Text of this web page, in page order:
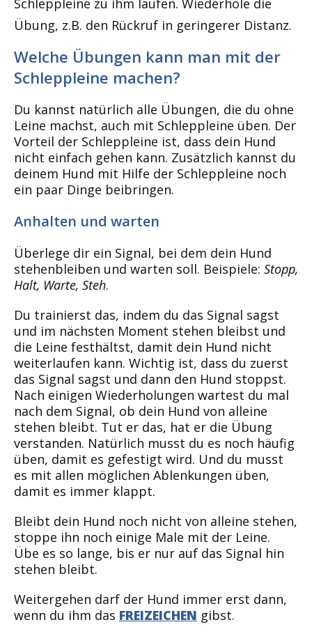
Schleppleine zu ihm laufen. Wiederhole die
Übung, z.B. den Rückruf in geringerer Distanz.
Welche Übungen kann man mit der
Schleppleine machen?
Du kannst natürlich alle Übungen, die du ohne
Leine machst, auch mit Schleppleine üben. Der
Vorteil der Schleppleine ist, dass dein Hund
nicht einfach gehen kann. Zusätzlich kannst du
deinem Hund mit Hilfe der Schleppleine noch
ein paar Dinge beibringen.
Anhalten und warten
Überlege dir ein Signal, bei dem dein Hund
stehenbleiben und warten soll. Beispiele: Stopp,
Halt, Warte, Steh.
Du trainierst das, indem du das Signal sagst
und im nächsten Moment stehen bleibst und
die Leine festhältst, damit dein Hund nicht
weiterlaufen kann. Wichtig ist, dass du zuerst
das Signal sagst und dann den Hund stoppst.
Nach einigen Wiederholungen wartest du mal
nach dem Signal, ob dein Hund von alleine
stehen bleibt. Tut er das, hat er die Übung
verstanden. Natürlich musst du es noch häufig
üben, damit es gefestigt wird. Und du musst
es mit allen möglichen Ablenkungen üben,
damit es immer klappt.
Bleibt dein Hund noch nicht von alleine stehen,
stoppe ihn noch einige Male mit der Leine.
Übe es so lange, bis er nur auf das Signal hin
stehen bleibt.
Weitergehen darf der Hund immer erst dann,
wenn du ihm das FREIZEICHEN gibst.